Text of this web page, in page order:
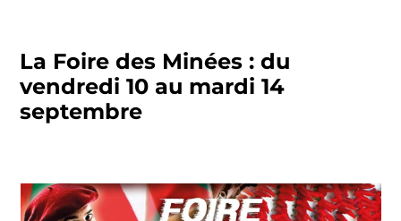
La Foire des Minées : du
vendredi 10 au mardi 14
septembre